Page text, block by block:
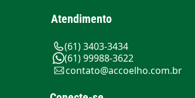
Atendimento
(61) 3403-3434
(61) 99988-3622
contato@accoelho.com.br